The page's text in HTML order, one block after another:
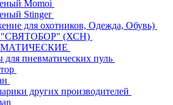
Momoi
Stinger
для охотников, Одежда, Обувь)
"СВЯТОБОР" (ХСН)
для пневматических пуль
других производителей